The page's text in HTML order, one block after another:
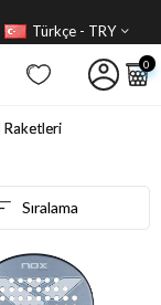
Türkçe - TRY
0
Raketleri
Sıralama